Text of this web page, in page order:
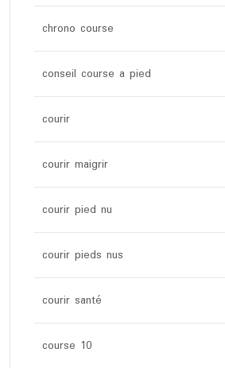
chrono course
conseil course a pied
courir
courir maigrir
courir pied nu
courir pieds nus
courir santé
course 10